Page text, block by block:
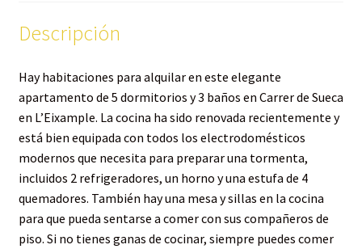
Descripción
Hay habitaciones para alquilar en este elegante
apartamento de 5 dormitorios y 3 baños en Carrer de Sueca
en L’Eixample. La cocina ha sido renovada recientemente y
está bien equipada con todos los electrodomésticos
modernos que necesita para preparar una tormenta,
incluidos 2 refrigeradores, un horno y una estufa de 4
quemadores. También hay una mesa y sillas en la cocina
para que pueda sentarse a comer con sus compañeros de
piso. Si no tienes ganas de cocinar, siempre puedes comer